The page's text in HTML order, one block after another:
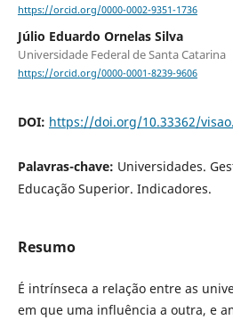
https://orcid.org/0000-0002-9351-1736
Júlio Eduardo Ornelas Silva
Universidade Federal de Santa Catarina
https://orcid.org/0000-0001-8239-9606
DOI: https://doi.org/10.33362/
Palavras-chave: Universidades.
Educação Superior. Indicadores.
Resumo
É intrínseca a relação entre as
em que uma influência a outra, e